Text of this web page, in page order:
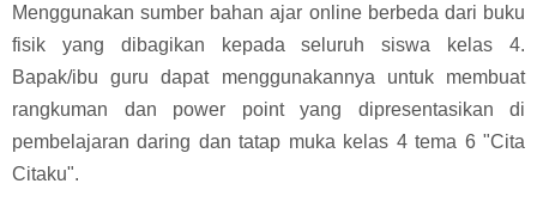
Menggunakan sumber bahan ajar online berbeda dari buku
fisik yang dibagikan kepada seluruh siswa kelas 4.
Bapak/ibu guru dapat menggunakannya untuk membuat
rangkuman dan power point yang dipresentasikan di
pembelajaran daring dan tatap muka kelas 4 tema 6 "Cita
Citaku".